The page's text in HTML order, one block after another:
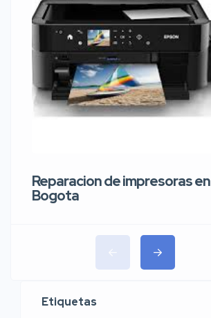
Reparacion de impresoras en
Bogota
Etiquetas